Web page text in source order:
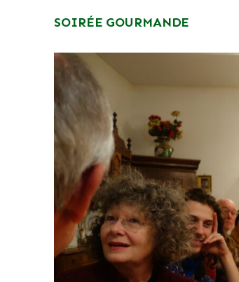
SOIRÉE GOURMANDE